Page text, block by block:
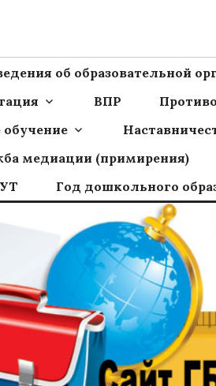
ООШ
об образовательной
ВПР
медиации (примирения)
Год дошкольного